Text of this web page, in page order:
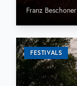
Franz Beschoner
FESTIVALS